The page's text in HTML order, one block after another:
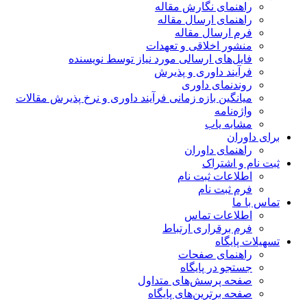
راهنمای نگارش مقاله
راهنمای ارسال مقاله
فرم ارسال مقاله
منشور اخلاقی و تعهدات
فایل‌های ارسالی مورد نیاز توسط نویسنده
فرآیند داوری و پذیرش
روندنمای داوری
میانگین بازه زمانی فرآیند داوری و نرخ پذیرش مقالات
واژه‌نامه
مشابه یاب
برای داوران
راهنمای داوران
ثبت نام و اشتراک
اطلاعات ثبت نام
فرم ثبت نام
تماس با ما
اطلاعات تماس
فرم برقراری ارتباط
تسهیلات پایگاه
راهنمای صفحات
جستجو در پایگاه
صفحه پرسش‌های متداول
صفحه برترین‌های پایگاه